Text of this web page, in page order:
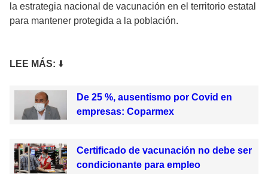
la estrategia nacional de vacunación en el territorio estatal
para mantener protegida a la población.
LEE MÁS: ⬇️
De 25 %, ausentismo por Covid en
empresas: Coparmex
Certificado de vacunación no debe ser
condicionante para empleo